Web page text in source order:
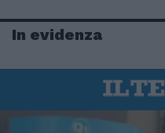
In evidenza